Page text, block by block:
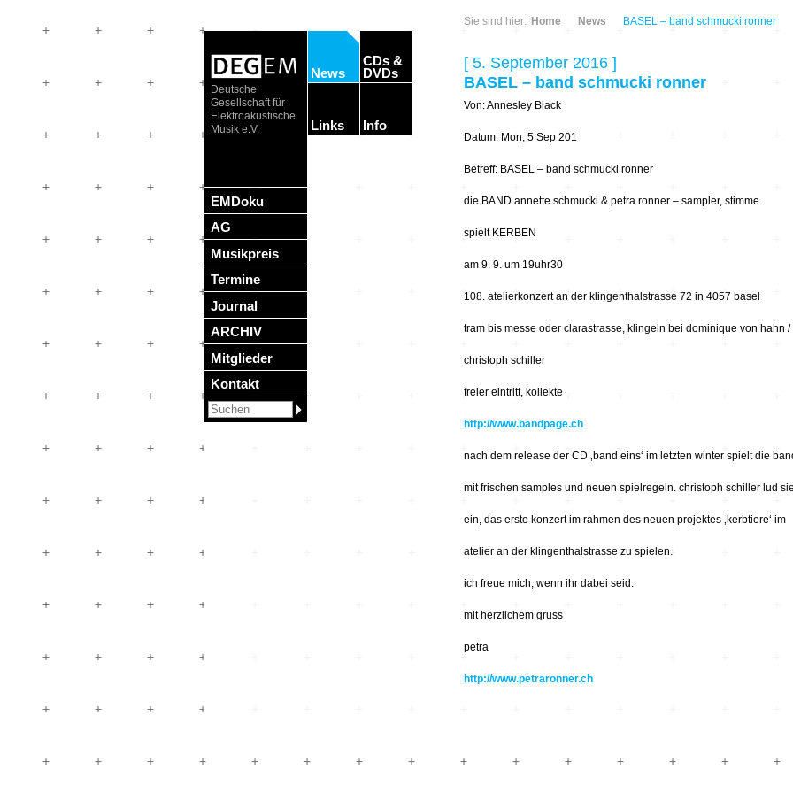
Deutsche
Gesellschaft für
Elektroakustische
Musik e.V.
EMDoku
AG
Musikpreis
Termine
Journal
ARCHIV
Mitglieder
Kontakt
News
CDs &
DVDs
HÖREN – in dieser
Zeit
Allegro Praestat
Listening Machines
Perspectives
Kompositionen
nie – Wendepunkte
Transit
Grenzen
Links
Ausbildung &
Forschung
Orte & Konzerte
Hören im Netz
Institutionen und
Plattenläden
Stipendien
Info
Sie sind hier: Home News BASEL – band schmucki ronner
[ 5. September 2016 ]
BASEL – band schmucki ronner
Von: Annesley Black
Datum: Mon, 5 Sep 201
Betreff: BASEL – band schmucki ronner
die BAND annette schmucki & petra ronner – sampler, stimme
spielt KERBEN
am 9. 9. um 19uhr30
108. atelierkonzert an der klingenthalstrasse 72 in 4057 basel
tram bis messe oder clarastrasse, klingeln bei dominique von hahn /
christoph schiller
freier eintritt, kollekte
http://www.bandpage.ch
nach dem release der CD ‚band eins‘ im letzten winter spielt die
mit frischen samples und neuen spielregeln. christoph schiller lud
ein, das erste konzert im rahmen des neuen projektes ‚kerbtiere‘ im
atelier an der klingenthalstrasse zu spielen.
ich freue mich, wenn ihr dabei seid.
mit herzlichem gruss
petra
http://www.petraronner.ch